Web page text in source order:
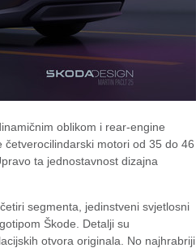
oblikom i rear-engine
četverocilindarski motori od 35 do 46
ta jednostavnost dizajna
segmenta, jedinstveni svjetlosni
Škode. Detalji su
otvora originala. No najhrabriji